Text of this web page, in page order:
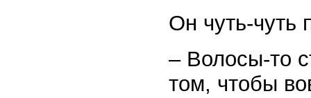
Он чуть-чуть
– Волосы-то
том, чтобы